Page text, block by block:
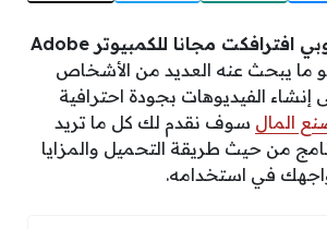
تحميل برنامج ادوبي افترافكت مجانا للكمبيوتر Adobe
ما يبحث عنه العديد من الأشخاص
الفيديوهات بجودة احترافية
المال سوف نقدم لك كل ما تريد
من حيث طريقة التحميل والمزايا
في استخدامه.